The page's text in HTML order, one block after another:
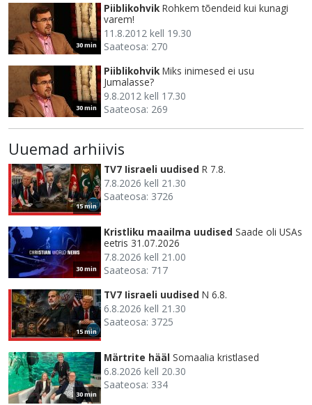
30 min
Piiblikohvik Rohkem tõendeid kui kunagi
varem!
11.8.2012 kell 19.30
Saateosa: 270
30 min
Piiblikohvik Miks inimesed ei usu
Jumalasse?
9.8.2012 kell 17.30
Saateosa: 269
Uuemad arhiivis
15 min
TV7 Iisraeli uudised R 7.8.
7.8.2026 kell 21.30
Saateosa: 3726
30 min
Kristliku maailma uudised Saade oli USAs
eetris 31.07.2026
7.8.2026 kell 21.00
Saateosa: 717
15 min
TV7 Iisraeli uudised N 6.8.
6.8.2026 kell 21.30
Saateosa: 3725
30 min
Märtrite hääl Somaalia kristlased
6.8.2026 kell 20.30
Saateosa: 334